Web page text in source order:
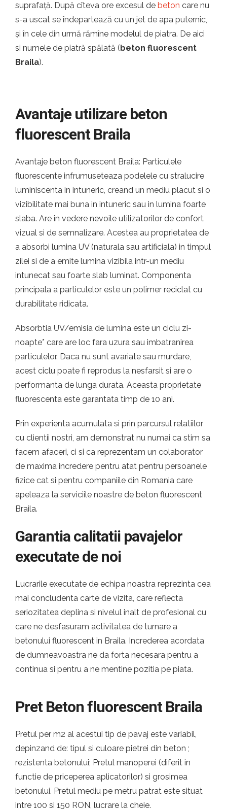
suprafață. După cîteva ore excesul de beton care nu
s-a uscat se îndepartează cu un jet de apa puternic,
și în cele din urmă rămîne modelul de piatra. De aici
si numele de piatră spălată (beton fluorescent
Braila).
Avantaje utilizare beton
fluorescent Braila
Avantaje beton fluorescent Braila: Particulele
fluorescente infrumuseteaza podelele cu stralucire
luminiscenta in intuneric, creand un mediu placut si o
vizibilitate mai buna in intuneric sau in lumina foarte
slaba. Are in vedere nevoile utilizatorilor de confort
vizual si de semnalizare. Acestea au proprietatea de
a absorbi lumina UV (naturala sau artificiala) in timpul
zilei si de a emite lumina vizibila intr-un mediu
intunecat sau foarte slab luminat. Componenta
principala a particulelor este un polimer reciclat cu
durabilitate ridicata.
Absorbtia UV/emisia de lumina este un ciclu zi-
noapte* care are loc fara uzura sau imbatranirea
particulelor. Daca nu sunt avariate sau murdare,
acest ciclu poate fi reprodus la nesfarsit si are o
performanta de lunga durata. Aceasta proprietate
fluorescenta este garantata timp de 10 ani.
Prin experienta acumulata si prin parcursul relatiilor
cu clientii nostri, am demonstrat nu numai ca stim sa
facem afaceri, ci si ca reprezentam un colaborator
de maxima incredere pentru atat pentru persoanele
fizice cat si pentru companiile din Romania care
apeleaza la serviciile noastre de beton fluorescent
Braila.
Garantia calitatii pavajelor
executate de noi
Lucrarile executate de echipa noastra reprezinta cea
mai concludenta carte de vizita, care reflecta
seriozitatea deplina si nivelul inalt de profesional cu
care ne desfasuram activitatea de turnare a
betonului fluorescent in Braila. Increderea acordata
de dumneavoastra ne da forta necesara pentru a
continua si pentru a ne mentine pozitia pe piata.
Pret Beton fluorescent Braila
Pretul per m2 al acestui tip de pavaj este variabil,
depinzand de: tipul si culoare pietrei din beton ;
rezistenta betonului; Pretul manoperei (diferit in
functie de priceperea aplicatorilor) si grosimea
betonului. Pretul mediu pe metru patrat este situat
intre 100 si 150 RON, lucrare la cheie.